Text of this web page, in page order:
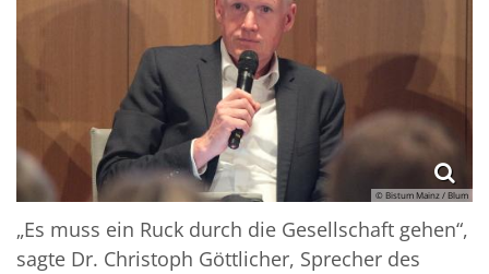
© Bistum Mainz / Blum
„Es muss ein Ruck durch die Gesellschaft gehen“,
sagte Dr. Christoph Göttlicher, Sprecher des